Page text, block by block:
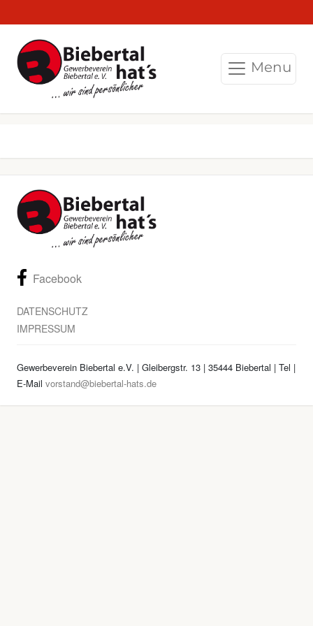
Menu
Facebook
DATENSCHUTZ
IMPRESSUM
Gewerbeverein Biebertal e.V. | Gleibergstr. 13 | 35444 Biebertal | Tel |
E-Mail vorstand@biebertal-hats.de